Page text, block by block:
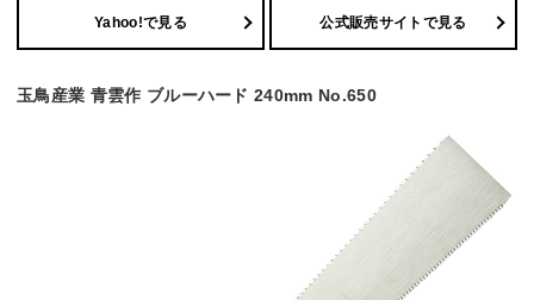
Yahoo!で見る 公式販売サイトで見る
玉鳥産業 青雲作 ブルーハード 240mm No.650